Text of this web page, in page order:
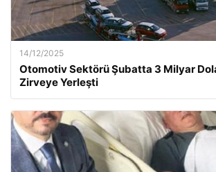
14/12/2025
Otomotiv Sektörü Şubatta 3 Milyar
Zirveye Yerleşti